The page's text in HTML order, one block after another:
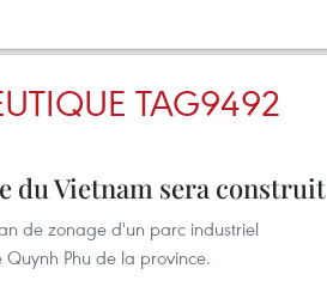
TAG9492
du Vietnam sera construit
de zonage d'un parc industriel
Phu de la province.